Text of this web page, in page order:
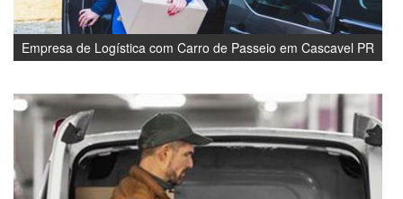
Empresa de Logística com Carro de Passeio em Cascavel PR